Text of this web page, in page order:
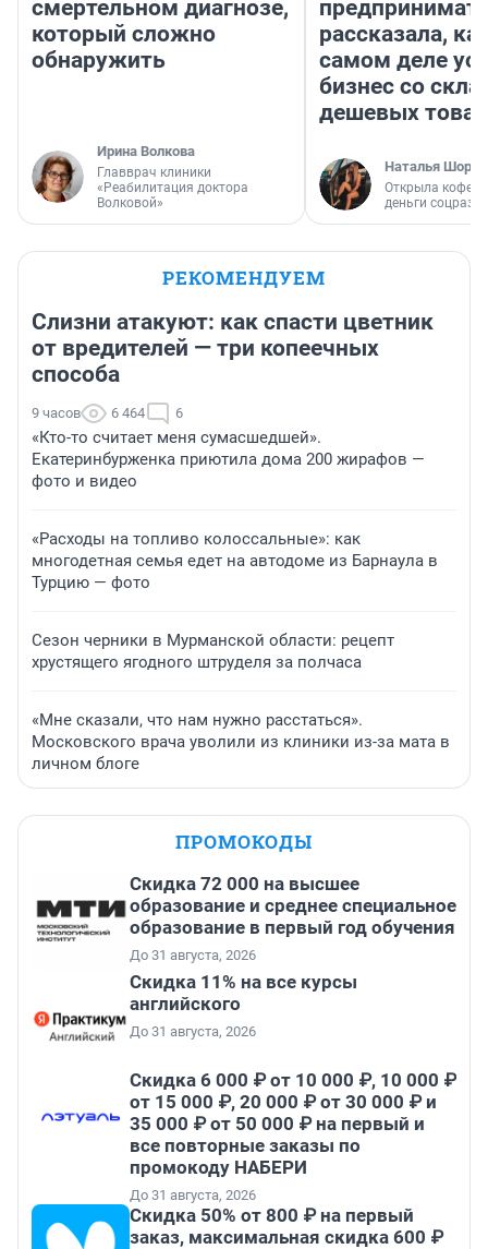
смертельном диагнозе,
который сложно
обнаружить
Ирина Волкова
Главврач клиники
«Реабилитация доктора
Волковой»
рассказала,
самом деле
бизнес со
дешевых
Наталья
Открыла
деньги
РЕКОМЕНДУЕМ
Слизни атакуют: как спасти цветник
от вредителей — три копеечных
способа
9 часов 6 464 6
«Кто-то считает меня сумасшедшей».
Екатеринбурженка приютила дома 200 жирафов —
фото и видео
«Расходы на топливо колоссальные»: как
многодетная семья едет на автодоме из Барнаула в
Турцию — фото
Сезон черники в Мурманской области: рецепт
хрустящего ягодного штруделя за полчаса
«Мне сказали, что нам нужно расстаться».
Московского врача уволили из клиники из-за мата в
личном блоге
ПРОМОКОДЫ
Скидка 72 000 на высшее
образование и среднее специальное
образование в первый год обучения
До 31 августа, 2026
Скидка 11% на все курсы
английского
До 31 августа, 2026
Скидка 6 000 ₽ от 10 000 ₽, 10 000 ₽
от 15 000 ₽, 20 000 ₽ от 30 000 ₽ и
35 000 ₽ от 50 000 ₽ на первый и
все повторные заказы по
промокоду НАБЕРИ
До 31 августа, 2026
Скидка 50% от 800 ₽ на первый
заказ, максимальная скидка 600 ₽